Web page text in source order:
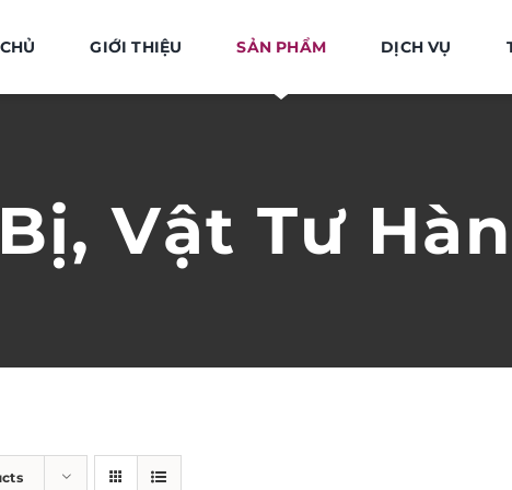
GIỚI THIỆU SẢN PHẨM DỊCH VỤ
Vật Tư